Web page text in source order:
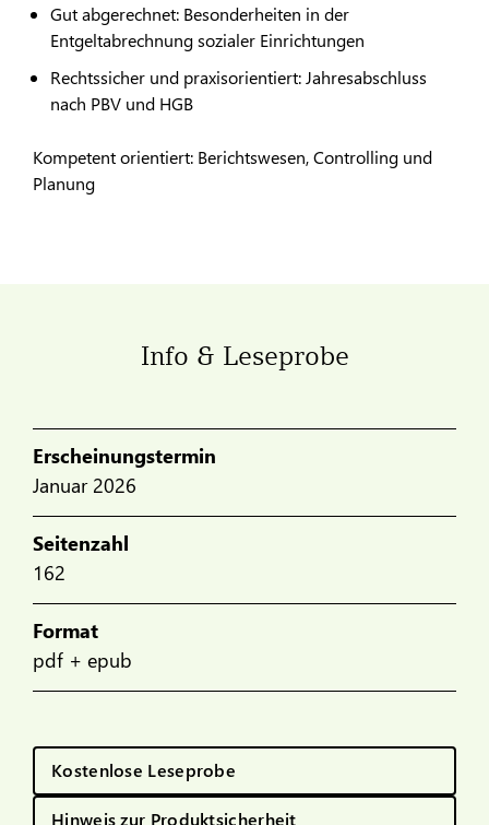
Gut abgerechnet: Besonderheiten in der
Entgeltabrechnung sozialer Einrichtungen
Rechtssicher und praxisorientiert: Jahresabschluss
nach PBV und HGB
Kompetent orientiert: Berichtswesen, Controlling und
Planung
Info & Leseprobe
Erscheinungstermin
Januar 2026
Seitenzahl
162
Format
pdf + epub
Kostenlose Leseprobe
Hinweis zur Produktsicherheit